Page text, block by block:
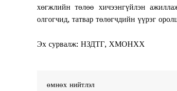
хөгжлийн төлөө хичээнгүйлэн
олгогчид, татвар төлөгчдийн үүрэг
Эх сурвалж: НЗДТГ, ХМОНХХ
өмнөх нийтлэл